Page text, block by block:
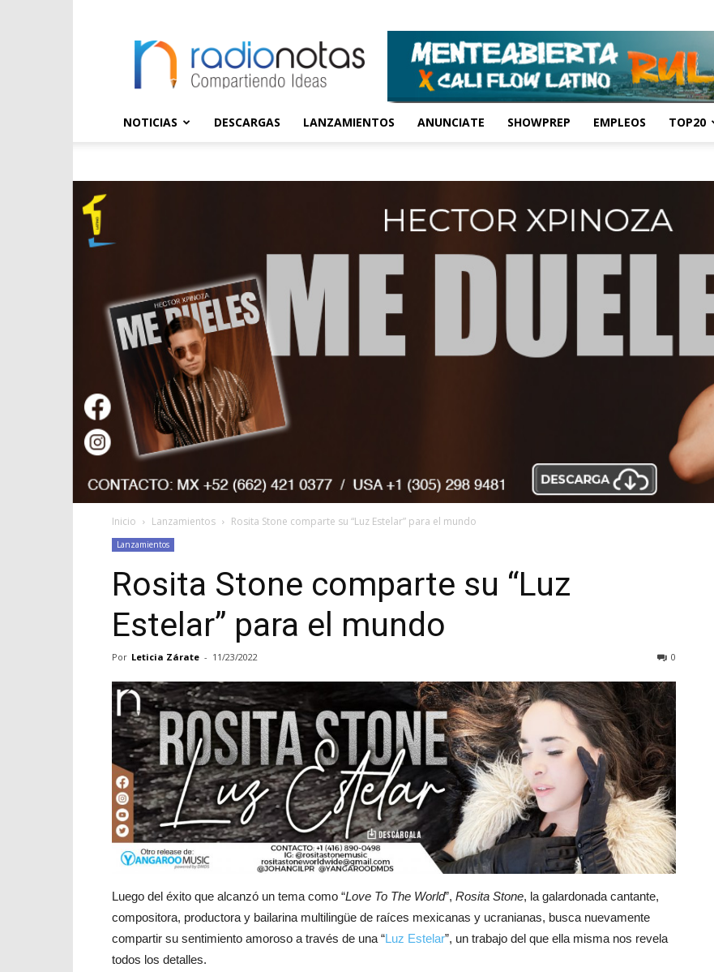
NOTICIAS DESCARGAS LANZAMIENTOS ANUNCIATE SHOWPREP EMPLEOS TOP20
Inicio Lanzamientos Rosita Stone comparte su “Luz Estelar” para el mundo
Lanzamientos
Rosita Stone comparte su “Luz
Estelar” para el mundo
Por Leticia Zárate - 11/23/2022 0
Luego del éxito que alcanzó un tema como “Love To The World”, Rosita Stone, la galardonada cantante,
compositora, productora y bailarina multilingüe de raíces mexicanas y ucranianas, busca nuevamente
compartir su sentimiento amoroso a través de una “Luz Estelar”, un trabajo del que ella misma nos revela
todos los detalles.